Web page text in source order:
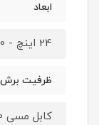
ابعاد
24 اینچ - 600 میلی متر
ظرفیت برش